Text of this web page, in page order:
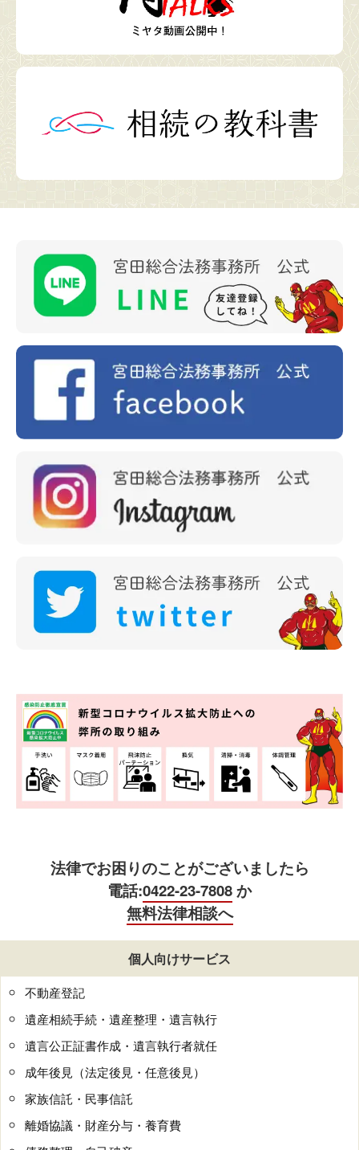
法律でお困りのことがございましたら
電話:0422-23-7808か
無料法律相談へ
個人向けサービス
不動産登記
遺産相続手続・遺産整理・遺言執行
遺言公正証書作成・遺言執行者就任
成年後見（法定後見・任意後見）
家族信託・民事信託
離婚協議・財産分与・養育費